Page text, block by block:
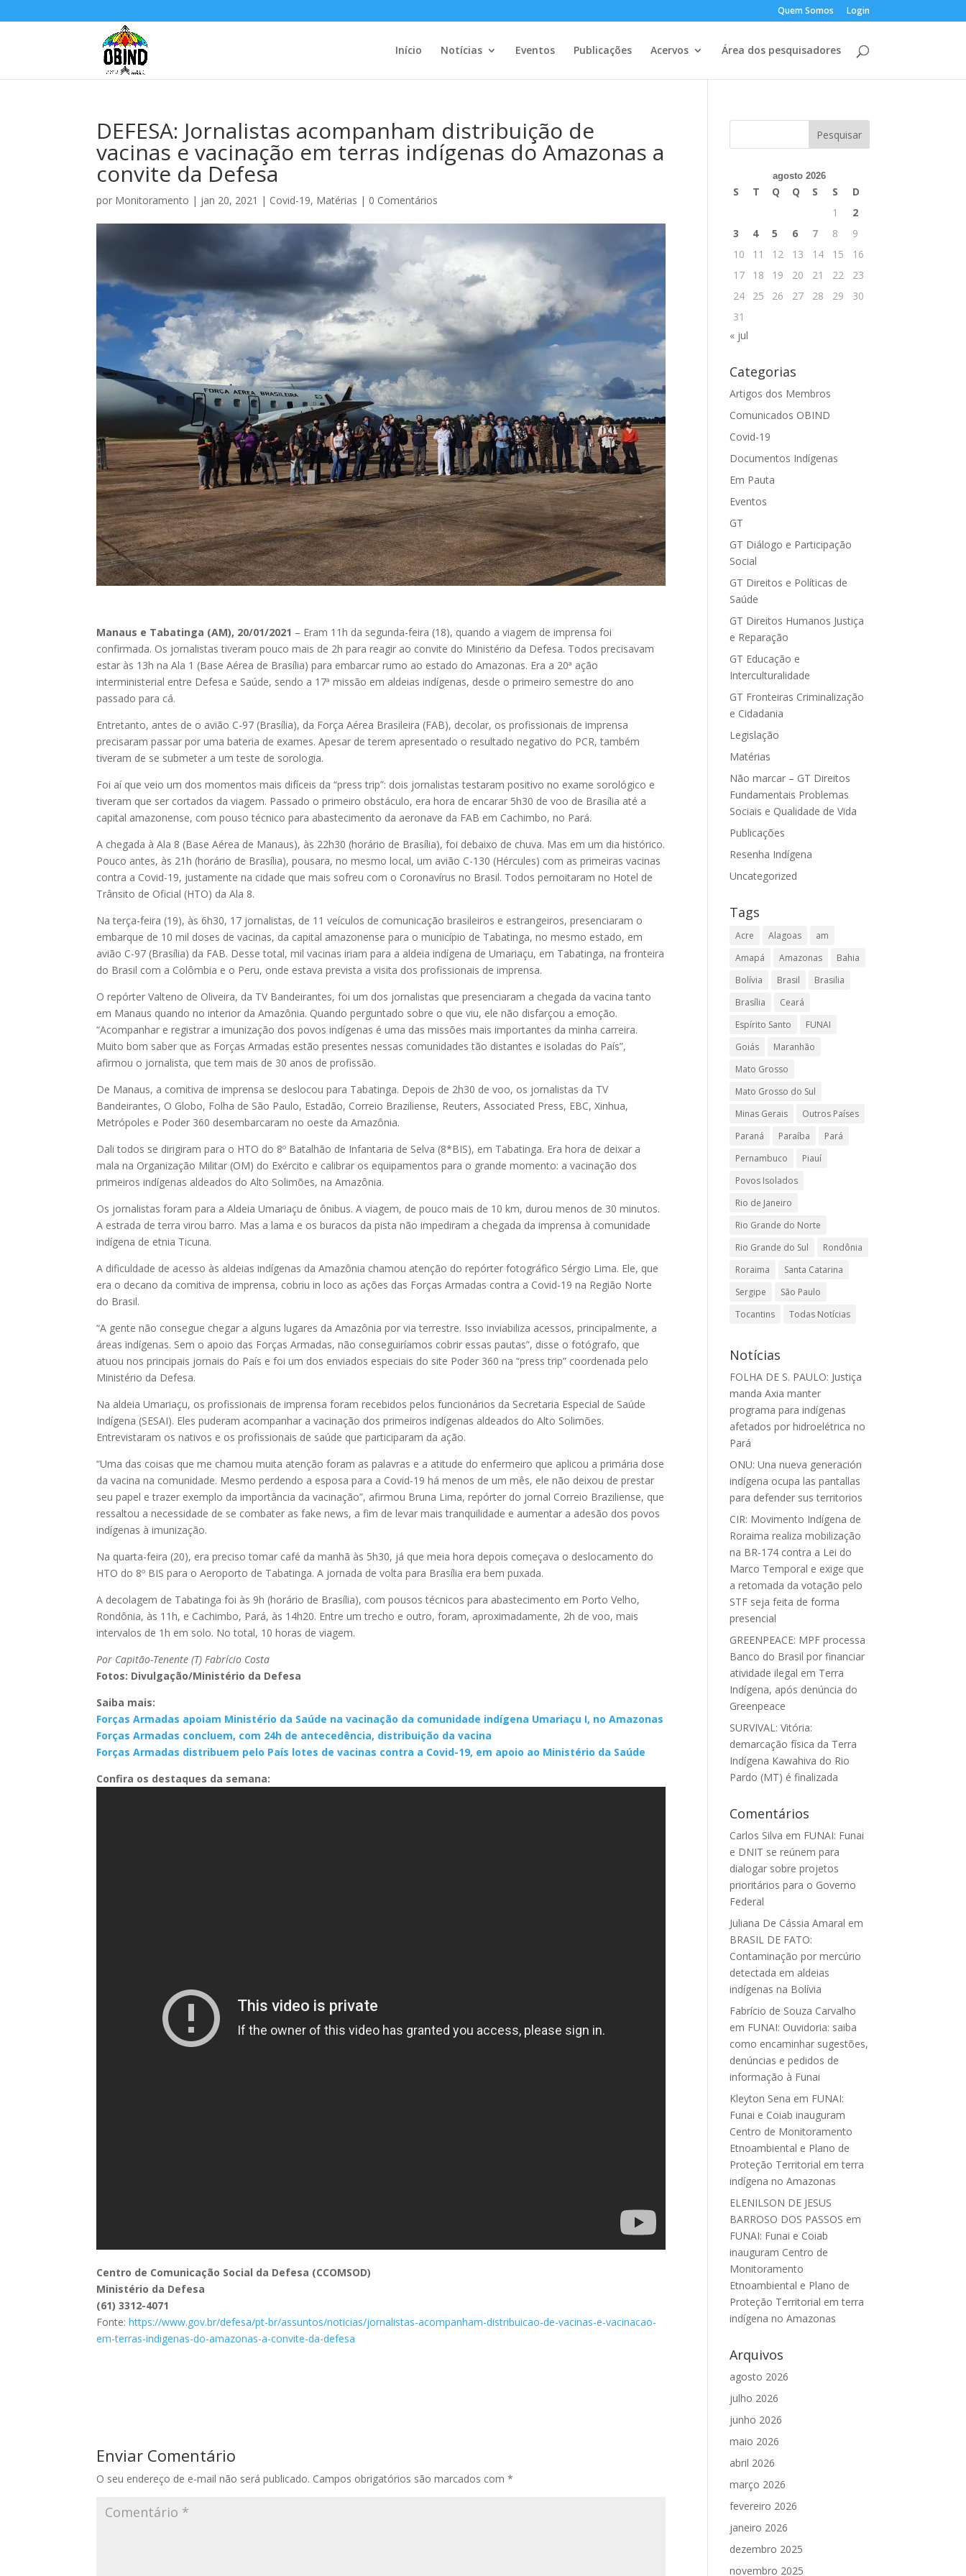
Quem Somos Login
Início Notícias Eventos Publicações Acervos Área dos pesquisadores
DEFESA: Jornalistas acompanham distribuição de
vacinas e vacinação em terras indígenas do Amazonas a
convite da Defesa
por Monitoramento | jan 20, 2021 | Covid-19, Matérias | 0 Comentários
Manaus e Tabatinga (AM), 20/01/2021 – Eram 11h da segunda-feira (18), quando a viagem de imprensa foi
confirmada. Os jornalistas tiveram pouco mais de 2h para reagir ao convite do Ministério da Defesa. Todos precisavam
estar às 13h na Ala 1 (Base Aérea de Brasília) para embarcar rumo ao estado do Amazonas. Era a 20ª ação
interministerial entre Defesa e Saúde, sendo a 17ª missão em aldeias indígenas, desde o primeiro semestre do ano
passado para cá.
Entretanto, antes de o avião C-97 (Brasília), da Força Aérea Brasileira (FAB), decolar, os profissionais de imprensa
precisaram passar por uma bateria de exames. Apesar de terem apresentado o resultado negativo do PCR, também
tiveram de se submeter a um teste de sorologia.
Foi aí que veio um dos momentos mais difíceis da “press trip”: dois jornalistas testaram positivo no exame sorológico e
tiveram que ser cortados da viagem. Passado o primeiro obstáculo, era hora de encarar 5h30 de voo de Brasília até a
capital amazonense, com pouso técnico para abastecimento da aeronave da FAB em Cachimbo, no Pará.
A chegada à Ala 8 (Base Aérea de Manaus), às 22h30 (horário de Brasília), foi debaixo de chuva. Mas em um dia histórico.
Pouco antes, às 21h (horário de Brasília), pousara, no mesmo local, um avião C-130 (Hércules) com as primeiras vacinas
contra a Covid-19, justamente na cidade que mais sofreu com o Coronavírus no Brasil. Todos pernoitaram no Hotel de
Trânsito de Oficial (HTO) da Ala 8.
Na terça-feira (19), às 6h30, 17 jornalistas, de 11 veículos de comunicação brasileiros e estrangeiros, presenciaram o
embarque de 10 mil doses de vacinas, da capital amazonense para o município de Tabatinga, no mesmo estado, em
avião C-97 (Brasília) da FAB. Desse total, mil vacinas iriam para a aldeia indígena de Umariaçu, em Tabatinga, na fronteira
do Brasil com a Colômbia e o Peru, onde estava prevista a visita dos profissionais de imprensa.
O repórter Valteno de Oliveira, da TV Bandeirantes, foi um dos jornalistas que presenciaram a chegada da vacina tanto
em Manaus quando no interior da Amazônia. Quando perguntado sobre o que viu, ele não disfarçou a emoção.
“Acompanhar e registrar a imunização dos povos indígenas é uma das missões mais importantes da minha carreira.
Muito bom saber que as Forças Armadas estão presentes nessas comunidades tão distantes e isoladas do País”,
afirmou o jornalista, que tem mais de 30 anos de profissão.
De Manaus, a comitiva de imprensa se deslocou para Tabatinga. Depois de 2h30 de voo, os jornalistas da TV
Bandeirantes, O Globo, Folha de São Paulo, Estadão, Correio Braziliense, Reuters, Associated Press, EBC, Xinhua,
Metrópoles e Poder 360 desembarcaram no oeste da Amazônia.
Dali todos se dirigiram para o HTO do 8º Batalhão de Infantaria de Selva (8*BIS), em Tabatinga. Era hora de deixar a
mala na Organização Militar (OM) do Exército e calibrar os equipamentos para o grande momento: a vacinação dos
primeiros indígenas aldeados do Alto Solimões, na Amazônia.
Os jornalistas foram para a Aldeia Umariaçu de ônibus. A viagem, de pouco mais de 10 km, durou menos de 30 minutos.
A estrada de terra virou barro. Mas a lama e os buracos da pista não impediram a chegada da imprensa à comunidade
indígena de etnia Ticuna.
A dificuldade de acesso às aldeias indígenas da Amazônia chamou atenção do repórter fotográfico Sérgio Lima. Ele, que
era o decano da comitiva de imprensa, cobriu in loco as ações das Forças Armadas contra a Covid-19 na Região Norte
do Brasil.
“A gente não consegue chegar a alguns lugares da Amazônia por via terrestre. Isso inviabiliza acessos, principalmente, a
áreas indígenas. Sem o apoio das Forças Armadas, não conseguiríamos cobrir essas pautas”, disse o fotógrafo, que
atuou nos principais jornais do País e foi um dos enviados especiais do site Poder 360 na “press trip” coordenada pelo
Ministério da Defesa.
Na aldeia Umariaçu, os profissionais de imprensa foram recebidos pelos funcionários da Secretaria Especial de Saúde
Indígena (SESAI). Eles puderam acompanhar a vacinação dos primeiros indígenas aldeados do Alto Solimões.
Entrevistaram os nativos e os profissionais de saúde que participaram da ação.
“Uma das coisas que me chamou muita atenção foram as palavras e a atitude do enfermeiro que aplicou a primária dose
da vacina na comunidade. Mesmo perdendo a esposa para a Covid-19 há menos de um mês, ele não deixou de prestar
seu papel e trazer exemplo da importância da vacinação”, afirmou Bruna Lima, repórter do jornal Correio Braziliense, que
ressaltou a necessidade de se combater as fake news, a fim de levar mais tranquilidade e aumentar a adesão dos povos
indígenas à imunização.
Na quarta-feira (20), era preciso tomar café da manhã às 5h30, já que meia hora depois começava o deslocamento do
HTO do 8º BIS para o Aeroporto de Tabatinga. A jornada de volta para Brasília era bem puxada.
A decolagem de Tabatinga foi às 9h (horário de Brasília), com pousos técnicos para abastecimento em Porto Velho,
Rondônia, às 11h, e Cachimbo, Pará, às 14h20. Entre um trecho e outro, foram, aproximadamente, 2h de voo, mais
intervalos de 1h em solo. No total, 10 horas de viagem.
Por Capitão-Tenente (T) Fabrício Costa
Fotos: Divulgação/Ministério da Defesa
Saiba mais:
Forças Armadas apoiam Ministério da Saúde na vacinação da comunidade indígena Umariaçu I, no Amazonas
Forças Armadas concluem, com 24h de antecedência, distribuição da vacina
Forças Armadas distribuem pelo País lotes de vacinas contra a Covid-19, em apoio ao Ministério da Saúde
Confira os destaques da semana:
Centro de Comunicação Social da Defesa (CCOMSOD)
Ministério da Defesa
(61) 3312-4071
Fonte:https://www.gov.br/defesa/pt-br/assuntos/noticias/jornalistas-acompanham-distribuicao-de-vacinas-e-vacinacao-
em-terras-indigenas-do-amazonas-a-convite-da-defesa
Enviar Comentário
O seu endereço de e-mail não será publicado. Campos obrigatórios são marcados com*
agosto 2026
S T Q Q S S
D
1
2
3
4 5 6 7 8
9
10
11 12 13 14 15
16
17
18 19 20 21 22
23
24
25 26 27 28 29
30
31
« jul
Categorias
Artigos dos Membros
Comunicados OBIND
Covid-19
Documentos Indígenas
Em Pauta
Eventos
GT
GT Diálogo e Participação
Social
GT Direitos e Políticas de
Saúde
GT Direitos Humanos Justiça
e Reparação
GT Educação e
Interculturalidade
GT Fronteiras Criminalização
e Cidadania
Legislação
Matérias
Não marcar – GT Direitos
Fundamentais Problemas
Sociais e Qualidade de Vida
Publicações
Resenha Indígena
Uncategorized
Tags
Acre Alagoas
am
Amapá
Amazonas
Bahia
Bolívia
Brasil
Brasilia
Brasília
Ceará
Espírito Santo
FUNAI
Goiás
Maranhão
Mato Grosso
Mato Grosso do Sul
Minas Gerais
Outros Países
Paraná
Paraíba
Pará
Pernambuco
Piauí
Povos Isolados
Rio de Janeiro
Rio Grande do Norte
Rio Grande do Sul
Rondônia
Roraima
Santa Catarina
Sergipe
São Paulo
Tocantins
Todas Notícias
Notícias
FOLHA DE S. PAULO: Justiça
manda Axia manter
programa para indígenas
afetados por hidroelétrica no
Pará
ONU: Una nueva generación
indígena ocupa las pantallas
para defender sus territorios
CIR: Movimento Indígena de
Roraima realiza mobilização
na BR-174 contra a Lei do
Marco Temporal e exige que
a retomada da votação pelo
STF seja feita de forma
presencial
GREENPEACE: MPF processa
Banco do Brasil por financiar
atividade ilegal em Terra
Indígena, após denúncia do
Greenpeace
SURVIVAL: Vitória:
demarcação física da Terra
Indígena Kawahiva do Rio
Pardo (MT) é finalizada
Comentários
Carlos Silva em FUNAI: Funai
e DNIT se reúnem para
dialogar sobre projetos
prioritários para o Governo
Federal
Juliana De Cássia Amaral em
BRASIL DE FATO:
Contaminação por mercúrio
detectada em aldeias
indígenas na Bolívia
Fabrício de Souza Carvalho
em FUNAI: Ouvidoria: saiba
como encaminhar sugestões,
denúncias e pedidos de
informação à Funai
Kleyton Sena em FUNAI:
Funai e Coiab inauguram
Centro de Monitoramento
Etnoambiental e Plano de
Proteção Territorial em terra
indígena no Amazonas
ELENILSON DE JESUS
BARROSO DOS PASSOS em
FUNAI: Funai e Coiab
inauguram Centro de
Monitoramento
Etnoambiental e Plano de
Proteção Territorial em terra
indígena no Amazonas
Arquivos
agosto 2026
julho 2026
junho 2026
maio 2026
abril 2026
março 2026
fevereiro 2026
janeiro 2026
dezembro 2025
novembro 2025